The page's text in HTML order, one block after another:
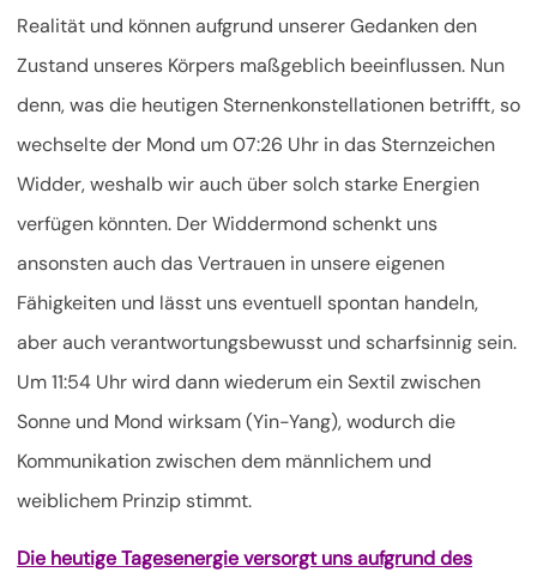
Realität und können aufgrund unserer Gedanken den
Zustand unseres Körpers maßgeblich beeinflussen. Nun
denn, was die heutigen Sternenkonstellationen betrifft, so
wechselte der Mond um 07:26 Uhr in das Sternzeichen
Widder, weshalb wir auch über solch starke Energien
verfügen könnten. Der Widdermond schenkt uns
ansonsten auch das Vertrauen in unsere eigenen
Fähigkeiten und lässt uns eventuell spontan handeln,
aber auch verantwortungsbewusst und scharfsinnig sein.
Um 11:54 Uhr wird dann wiederum ein Sextil zwischen
Sonne und Mond wirksam (Yin-Yang), wodurch die
Kommunikation zwischen dem männlichem und
weiblichem Prinzip stimmt.
Die heutige Tagesenergie versorgt uns aufgrund des